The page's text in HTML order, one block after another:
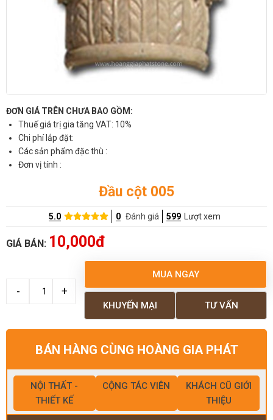
ĐƠN GIÁ TRÊN CHƯA BAO GỒM:
Thuế giá trị gia tăng VAT: 10%
Chi phí lắp đặt:
Các sản phẩm đặc thù :
Đơn vị tính :
Đầu cột 005
5.0 0 Đánh giá 599 Lượt xem
GIÁ BÁN: 10,000đ
MUA NGAY
TƯ VẤN
KHUYẾN MẠI
BÁN HÀNG CÙNG HOÀNG GIA PHÁT
NỘI THẤT -
THIẾT KẾ
CỘNG TÁC VIÊN
KHÁCH CŨ GIỚI
THIỆU